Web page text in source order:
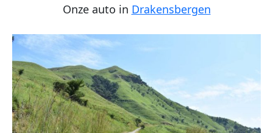
Onze auto in Drakensbergen